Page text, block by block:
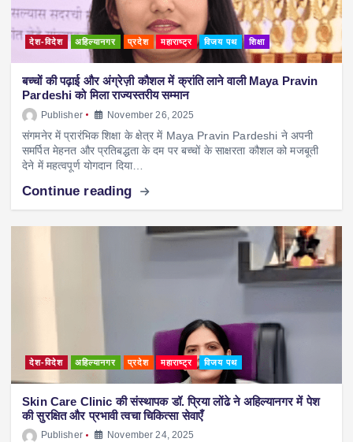
देश-विदेश अहिल्यानगर प्रदेश महाराष्ट्र विजय पथ शिक्षा
बच्चों की पढ़ाई और अंग्रेज़ी कौशल में क्रांति लाने वाली Maya Pravin
Pardeshi को मिला राज्यस्तरीय सम्मान
Publisher November 26, 2025
संगमनेर में प्रारंभिक शिक्षा के क्षेत्र में Maya Pravin Pardeshi ने अपनी
समर्पित मेहनत और प्रतिबद्धता के दम पर बच्चों के साक्षरता कौशल को मजबूती
देने में महत्वपूर्ण योगदान दिया…
Continue reading
देश-विदेश अहिल्यानगर प्रदेश महाराष्ट्र विजय पथ
Skin Care Clinic की संस्थापक डॉ. प्रिया लोंढे ने अहिल्यानगर में पेश
की सुरक्षित और प्रभावी त्वचा चिकित्सा सेवाएँ
Publisher November 24, 2025